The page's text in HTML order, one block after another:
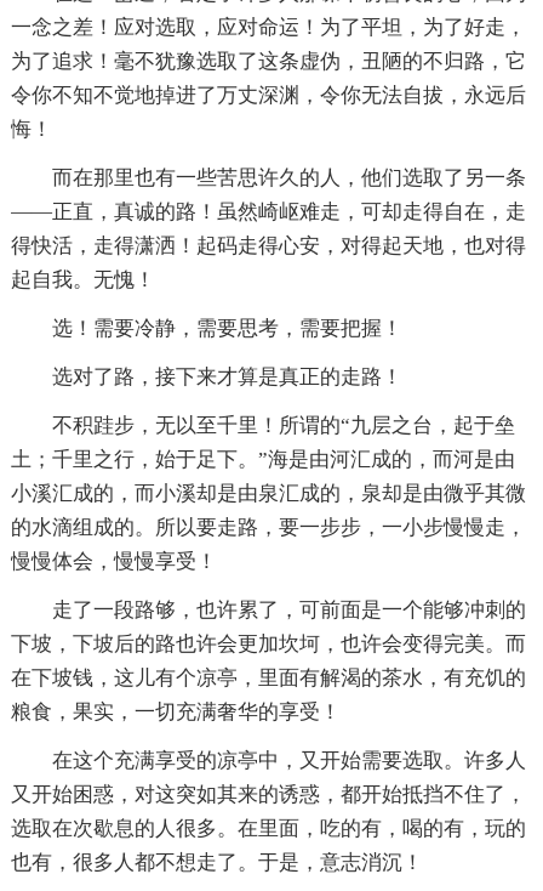
一念之差！应对选取，应对命运！为了平坦，为了好走，
为了追求！毫不犹豫选取了这条虚伪，丑陋的不归路，它
令你不知不觉地掉进了万丈深渊，令你无法自拔，永远后
悔！
而在那里也有一些苦思许久的人，他们选取了另一条
――正直，真诚的路！虽然崎岖难走，可却走得自在，走
得快活，走得潇洒！起码走得心安，对得起天地，也对得
起自我。无愧！
选！需要冷静，需要思考，需要把握！
选对了路，接下来才算是真正的走路！
不积跬步，无以至千里！所谓的“九层之台，起于垒
土；千里之行，始于足下。”海是由河汇成的，而河是由
小溪汇成的，而小溪却是由泉汇成的，泉却是由微乎其微
的水滴组成的。所以要走路，要一步步，一小步慢慢走，
慢慢体会，慢慢享受！
走了一段路够，也许累了，可前面是一个能够冲刺的
下坡，下坡后的路也许会更加坎坷，也许会变得完美。而
在下坡钱，这儿有个凉亭，里面有解渴的茶水，有充饥的
粮食，果实，一切充满奢华的享受！
在这个充满享受的凉亭中，又开始需要选取。许多人
又开始困惑，对这突如其来的诱惑，都开始抵挡不住了，
选取在次歇息的人很多。在里面，吃的有，喝的有，玩的
也有，很多人都不想走了。于是，意志消沉！